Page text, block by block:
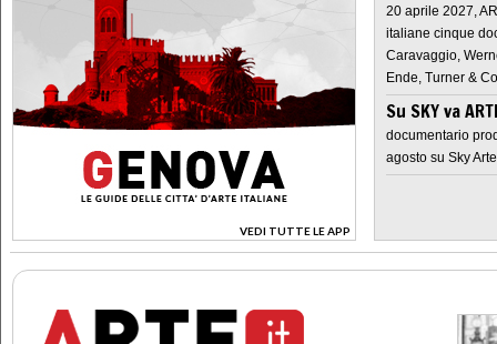
VEDI TUTTE LE APP
>
20 aprile 2027,
italiane cinque
Caravaggio,
Ende, Turner &
Su SKY va
documentario
agosto su Sky Arte